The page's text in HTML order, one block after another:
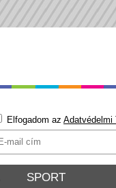
Elfogadom az Adatvédelmi
SPORT